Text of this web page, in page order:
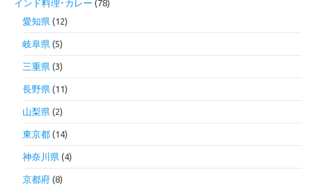
インド料理･カレー (78)
愛知県 (12)
岐阜県 (5)
三重県 (3)
長野県 (11)
山梨県 (2)
東京都 (14)
神奈川県 (4)
京都府 (8)